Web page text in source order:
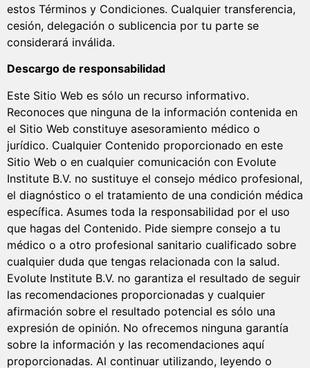
estos Términos y Condiciones. Cualquier transferencia,
cesión, delegación o sublicencia por tu parte se
considerará inválida.
Descargo de responsabilidad
Este Sitio Web es sólo un recurso informativo.
Reconoces que ninguna de la información contenida en
el Sitio Web constituye asesoramiento médico o
jurídico. Cualquier Contenido proporcionado en este
Sitio Web o en cualquier comunicación con Evolute
Institute B.V. no sustituye el consejo médico profesional,
el diagnóstico o el tratamiento de una condición médica
específica. Asumes toda la responsabilidad por el uso
que hagas del Contenido. Pide siempre consejo a tu
médico o a otro profesional sanitario cualificado sobre
cualquier duda que tengas relacionada con la salud.
Evolute Institute B.V. no garantiza el resultado de seguir
las recomendaciones proporcionadas y cualquier
afirmación sobre el resultado potencial es sólo una
expresión de opinión. No ofrecemos ninguna garantía
sobre la información y las recomendaciones aquí
proporcionadas. Al continuar utilizando, leyendo o